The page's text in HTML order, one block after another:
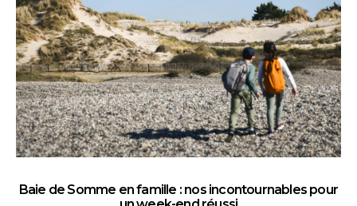
Baie de Somme en famille : nos incontournables pour